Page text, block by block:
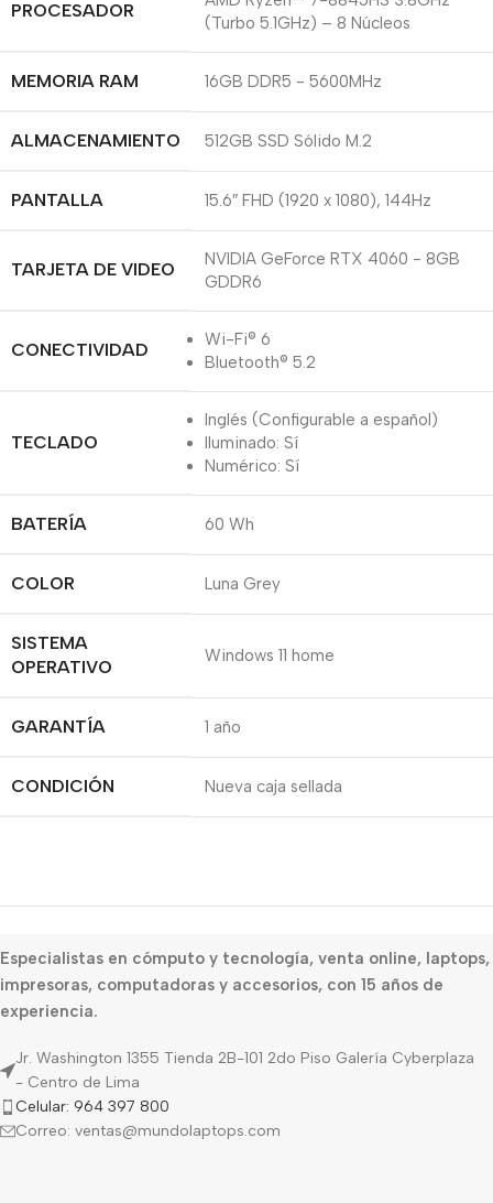
PROCESADOR
(Turbo 5.1GHz) – 8 Núcleos
MEMORIA RAM 16GB DDR5 - 5600MHz
ALMACENAMIENTO 512GB SSD Sólido M.2
PANTALLA 15.6″ FHD (1920 x 1080), 144Hz
TARJETA DE VIDEO
NVIDIA GeForce RTX 4060 - 8GB
GDDR6
CONECTIVIDAD
Wi-Fi® 6
Bluetooth® 5.2
TECLADO
Inglés (Configurable a español)
Iluminado: Sí
Numérico: Sí
BATERÍA 60 Wh
COLOR Luna Grey
SISTEMA
OPERATIVO
Windows 11 home
GARANTÍA 1 año
CONDICIÓN Nueva caja sellada
Especialistas en cómputo y tecnología, venta online, laptops,
impresoras, computadoras y accesorios, con 15 años de
experiencia.
Jr. Washington 1355 Tienda 2B-101 2do Piso Galería Cyberplaza
- Centro de Lima
Celular: 964 397 800
Correo: ventas@mundolaptops.com